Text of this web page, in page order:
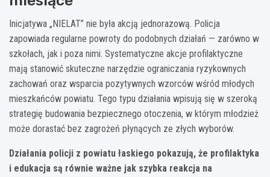
Inicjatywa „NIELAT” nie była akcją jednorazową. Policja
zapowiada regularne powroty do podobnych działań — zarówno w
szkołach, jak i poza nimi. Systematyczne akcje profilaktyczne
mają stanowić skuteczne narzędzie ograniczania ryzykownych
zachowań oraz wsparcia pozytywnych wzorców wśród młodych
mieszkańców powiatu. Tego typu działania wpisują się w szeroką
strategię budowania bezpiecznego otoczenia, w którym młodzież
może dorastać bez zagrożeń płynących ze złych wyborów.
Działania policji z powiatu łaskiego pokazują, że profilaktyka
i edukacja są równie ważne jak szybka reakcja na